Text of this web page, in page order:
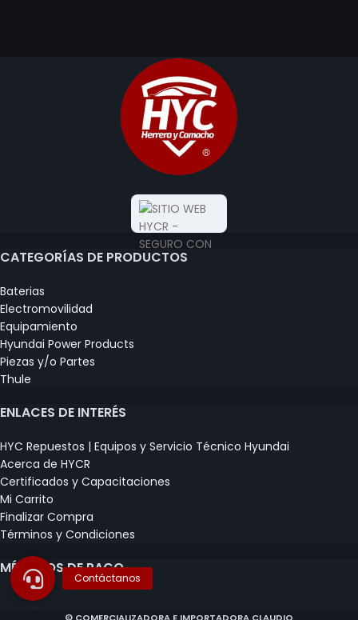
CATEGORÍAS DE PRODUCTOS
Baterias
Electromovilidad
Equipamiento
Hyundai Power Products
Piezas y/o Partes
Thule
ENLACES DE INTERÉS
HYC Repuestos | Equipos y Servicio Técnico Hyundai
Acerca de HYCR
Certificados y Capacitaciones
Mi Carrito
Finalizar Compra
Términos y Condiciones
MÉTODOS DE PAGO